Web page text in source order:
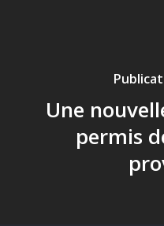
Une
permis